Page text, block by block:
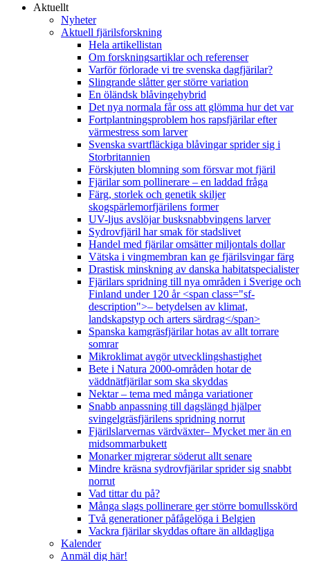
Aktuellt
Nyheter
Aktuell fjärilsforskning
Hela artikellistan
Om forskningsartiklar och referenser
Varför förlorade vi tre svenska dagfjärilar?
Slingrande slåtter ger större variation
En öländsk blåvingehybrid
Det nya normala får oss att glömma hur det var
Fortplantningsproblem hos rapsfjärilar efter
värmestress som larver
Svenska svartfläckiga blåvingar sprider sig i
Storbritannien
Förskjuten blomning som försvar mot fjäril
Fjärilar som pollinerare – en laddad fråga
Färg, storlek och genetik skiljer
skogspärlemorfjärilens former
UV-ljus avslöjar busksnabbvingens larver
Sydrovfjäril har smak för stadslivet
Handel med fjärilar omsätter miljontals dollar
Vätska i vingmembran kan ge fjärilsvingar färg
Drastisk minskning av danska habitatspecialister
Fjärilars spridning till nya områden i Sverige och
Finland under 120 år <span class="sf-
description">– betydelsen av klimat,
landskapstyp och arters särdrag</span>
Spanska kamgräsfjärilar hotas av allt torrare
somrar
Mikroklimat avgör utvecklingshastighet
Bete i Natura 2000-områden hotar de
väddnätfjärilar som ska skyddas
Nektar – tema med många variationer
Snabb anpassning till dagslängd hjälper
svingelgräsfjärilens spridning norrut
Fjärilslarvernas värdväxter– Mycket mer än en
midsommarbukett
Monarker migrerar söderut allt senare
Mindre kräsna sydrovfjärilar sprider sig snabbt
norrut
Vad tittar du på?
Många slags pollinerare ger större bomullsskörd
Två generationer påfågelöga i Belgien
Vackra fjärilar skyddas oftare än alldagliga
Kalender
Anmäl dig här!